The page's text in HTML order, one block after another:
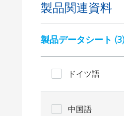
製品関連資料
製品データシート (3)
ドイツ語
中国語